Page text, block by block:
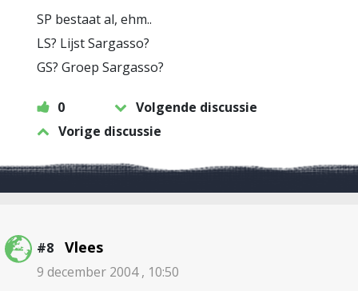
SP bestaat al, ehm..
LS? Lijst Sargasso?
GS? Groep Sargasso?
0
Volgende discussie
Vorige discussie
#8 Vlees
9 december 2004 , 10:50